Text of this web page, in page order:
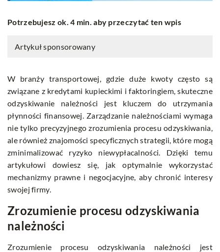
Potrzebujesz ok. 4 min. aby przeczytać ten wpis
Artykuł sponsorowany
W branży transportowej, gdzie duże kwoty często są
związane z kredytami kupieckimi i faktoringiem, skuteczne
odzyskiwanie należności jest kluczem do utrzymania
płynności finansowej. Zarządzanie należnościami wymaga
nie tylko precyzyjnego zrozumienia procesu odzyskiwania,
ale również znajomości specyficznych strategii, które mogą
zminimalizować ryzyko niewypłacalności. Dzięki temu
artykułowi dowiesz się, jak optymalnie wykorzystać
mechanizmy prawne i negocjacyjne, aby chronić interesy
swojej firmy.
Zrozumienie procesu odzyskiwania
należności
Zrozumienie procesu odzyskiwania należności jest